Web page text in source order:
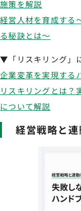
施策を解説
経営人材を育成する
る秘訣とは〜
▼「リスキリング」
企業変革を実現する
リスキリングとは？
について解説
経営戦略と